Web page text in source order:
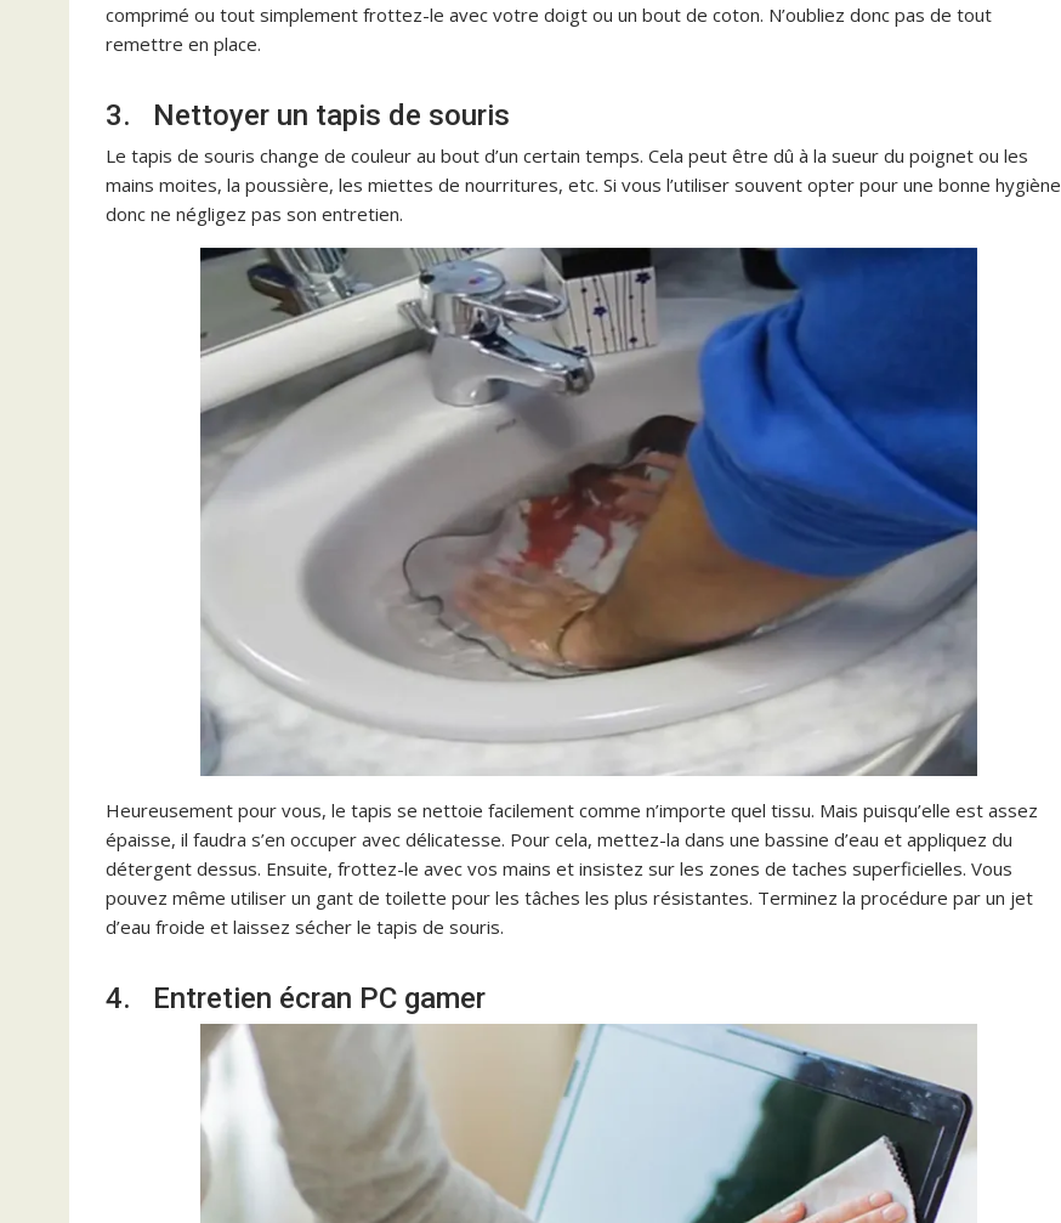
comprimé ou tout simplement frottez-le avec votre doigt ou un bout de coton. N’oubliez donc pas de tout
remettre en place.
3. Nettoyer un tapis de souris
Le tapis de souris change de couleur au bout d’un certain temps. Cela peut être dû à la sueur du poignet ou les
mains moites, la poussière, les miettes de nourritures, etc. Si vous l’utiliser souvent opter pour une bonne hygiène
donc ne négligez pas son entretien.
Heureusement pour vous, le tapis se nettoie facilement comme n’importe quel tissu. Mais puisqu’elle est assez
épaisse, il faudra s’en occuper avec délicatesse. Pour cela, mettez-la dans une bassine d’eau et appliquez du
détergent dessus. Ensuite, frottez-le avec vos mains et insistez sur les zones de taches superficielles. Vous
pouvez même utiliser un gant de toilette pour les tâches les plus résistantes. Terminez la procédure par un jet
d’eau froide et laissez sécher le tapis de souris.
4. Entretien écran PC gamer